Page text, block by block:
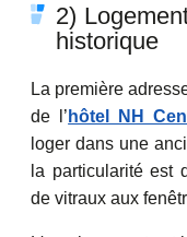
2)
historique
La première
de l’ hôtel NH
loger dans une
la particularité est
de vitraux aux